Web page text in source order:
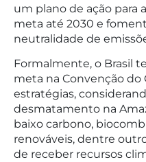
um plano de ação para
meta até 2030 e
neutralidade de
Formalmente, o Brasil
meta na Convenção do
estratégias,
desmatamento na
baixo carbono,
renováveis, dentre
de receber recursos